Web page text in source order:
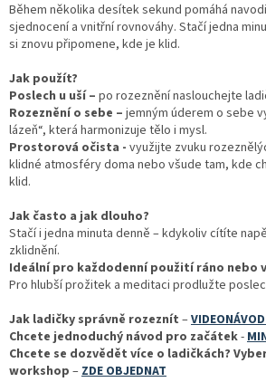
Během několika desítek sekund pomáhá
sjednocení a vnitřní rovnováhy. Stačí jedna
si znovu připomene, kde je klid.
Jak použít?
Poslech u uší – po rozeznění naslouchejte
Rozeznění o sebe – jemným úderem o sebe
lázeň“, která harmonizuje tělo i mysl.
Prostorová očista - využijte zvuku
klidné atmosféry doma nebo všude tam, kde
klid.
Jak často a jak dlouho?
Stačí i jedna minuta denně – kdykoliv cítíte
zklidnění.
Ideální pro každodenní použití ráno nebo
Pro hlubší prožitek a meditaci prodlužte
Jak ladičky správně rozeznít –
Chcete jednoduchý návod pro začátek-
Chcete se dozvědět více o ladičkách?
workshop –ZDE OBJEDNAT